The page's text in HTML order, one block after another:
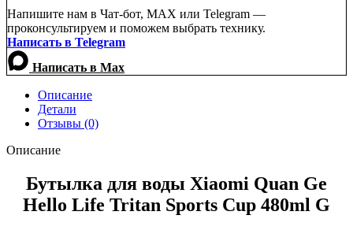
Напишите нам в Чат-бот, MAX или Telegram —
проконсультируем и поможем выбрать технику.
Написать в Telegram
Написать в Max
Описание
Детали
Отзывы (0)
Описание
Бутылка для воды Xiaomi Quan Ge
Hello Life Tritan Sports Cup 480ml G